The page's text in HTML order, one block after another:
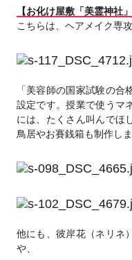
【お化け屋敷「美霊神社」
こちらは、 ヘアメイク専
「美容師の国家試験の合
設定です。授業で使うマ
には、たくさん叫んでほ
鳥居やお賽銭箱も制作しま
他にも、彼岸花（ネリネ
や、